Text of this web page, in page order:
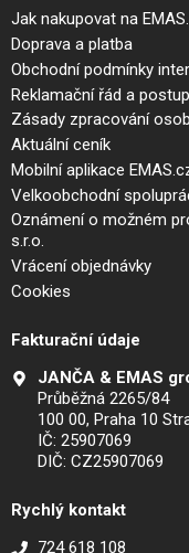
Jak nakupovat na
Doprava a platba
Obchodní podmínky
Reklamační řád a
Zásady zpracování
Aktuální ceník
Mobilní aplikace
Velkoobchodní
Oznámení o možném
s.r.o.
Vrácení objednávky
Cookies
Fakturační údaje
JANČA & EMAS
Průběžná 2265/84
100 00, Praha 10
IČ: 25907069
DIČ: CZ25907069
Rychlý kontakt
724 618 108